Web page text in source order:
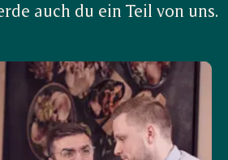
auch du ein Teil von uns.